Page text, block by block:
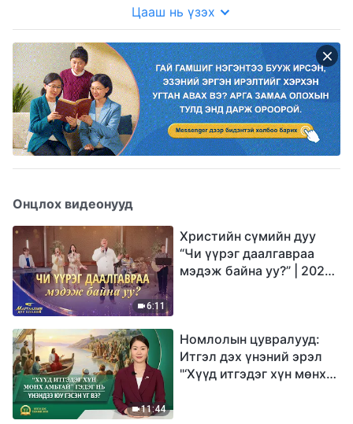
Цааш нь үзэх
Онцлох видеонууд
6:11
Христийн сүмийн дуу
“Чи үүрэг даалгавраа
мэдэж байна уу?” | 2026
11:44
Номлолын цувралууд:
Итгэл дэх үнэний эрэл
"‘Хүүд итгэдэг хүн мөнх